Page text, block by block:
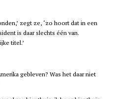
zegt ze, ‘zo hoort dat in een
is daar slechts één van.
titel.’
gebleven? Was het daar niet